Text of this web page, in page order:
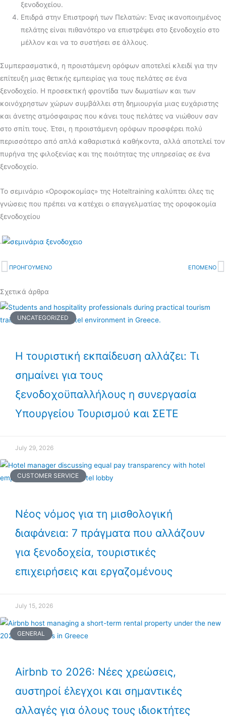
ξενοδοχείου.
Επιδρά στην Επιστροφή των Πελατών: Ένας ικανοποιημένος
πελάτης είναι πιθανότερο να επιστρέψει στο ξενοδοχείο στο
μέλλον και να το συστήσει σε άλλους.
Συμπερασματικά, η προιστάμενη ορόφων αποτελεί κλειδί για την
επίτευξη μιας θετικής εμπειρίας για τους πελάτες σε ένα
ξενοδοχείο. Η προσεκτική φροντίδα των δωματίων και των
κοινόχρηστων χώρων συμβάλλει στη δημιουργία μιας ευχάριστης
και άνετης ατμόσφαιρας που κάνει τους πελάτες να νιώθουν σαν
στο σπίτι τους. Έτσι, η προιστάμενη ορόφων προσφέρει πολύ
περισσότερο από απλά καθαριστικά καθήκοντα, αλλά αποτελεί τον
πυρήνα της φιλοξενίας και της ποιότητας της υπηρεσίας σε ένα
ξενοδοχείο.
Το σεμινάριο «Οροφοκομίας» της Hoteltraining καλύπτει όλες τις
γνώσεις που πρέπει να κατέχει ο επαγγελματίας της οροφοκομία
ξενοδοχείου
.
Prev
ΠΡΟΗΓΟΥΜΕΝΟ ΕΠΟΜΕΝΟ
Σχετικά άρθρα
UNCATEGORIZED
Η τουριστική εκπαίδευση αλλάζει: Τι
σημαίνει για τους
ξενοδοχοϋπαλλήλους η συνεργασία
Υπουργείου Τουρισμού και ΣΕΤΕ
July 29, 2026
CUSTOMER SERVICE
Νέος νόμος για τη μισθολογική
διαφάνεια: 7 πράγματα που αλλάζουν
για ξενοδοχεία, τουριστικές
επιχειρήσεις και εργαζομένους
July 15, 2026
GENERAL
Airbnb το 2026: Νέες χρεώσεις,
αυστηροί έλεγχοι και σημαντικές
αλλαγές για όλους τους ιδιοκτήτες